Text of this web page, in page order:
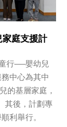
庭支援計
行──嬰幼兒
中心為其中
的基層家庭，
其後，計劃專
利舉行。